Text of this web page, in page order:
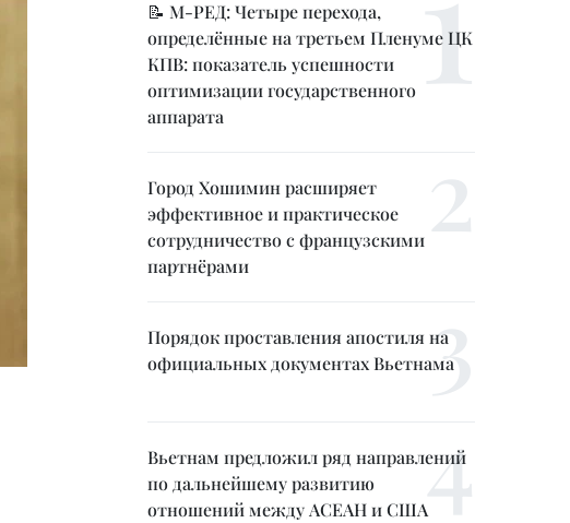
📝 М-РЕД: Четыре перехода,
определённые на третьем Пленуме ЦК
КПВ: показатель успешности
оптимизации государственного
аппарата
Город Хошимин расширяет
эффективное и практическое
сотрудничество с французскими
партнёрами
Порядок проставления апостиля на
официальных документах Вьетнама
Вьетнам предложил ряд направлений
по дальнейшему развитию
отношений между АСЕАН и США